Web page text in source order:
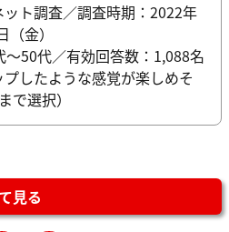
ット調査／調査時期：2022年
金）
50代／有効回答数：1,088名
したような感覚が楽しめそ
で選択）
見る